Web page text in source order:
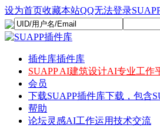
设为首页收藏本站QQ无法登录
插件库插件库
SUAPP AI建筑设计AI专业工作
会员
下载SUAPP插件库下载，包含
帮助
论坛灵感AI工作运用技术交流